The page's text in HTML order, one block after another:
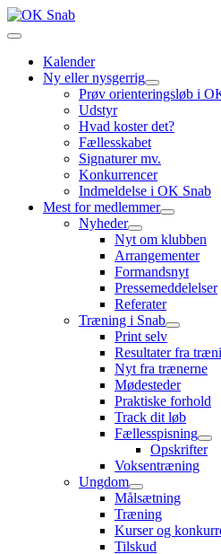
Kalender
Ny eller nysgerrig
Prøv orienteringsløb i
Udstyr
Hvad koster det?
Fællesskabet
Signaturer mv.
Konkurrencer
Indmeldelse i OK Snab
Mest for medlemmer
Nyheder
Nyt om klubben
Arrangementer
Formandsnyt
Pressemeddelelser
Referater
Træning i Snab
Print selv
Resultater fra
Nyt fra trænerne
Mødesteder
Praktiske forhold
Track dit løb
Fællesspisning
Opskrifter
Voksentræning
Ungdom
Målsætning
Træning
Kurser og
Tilskud